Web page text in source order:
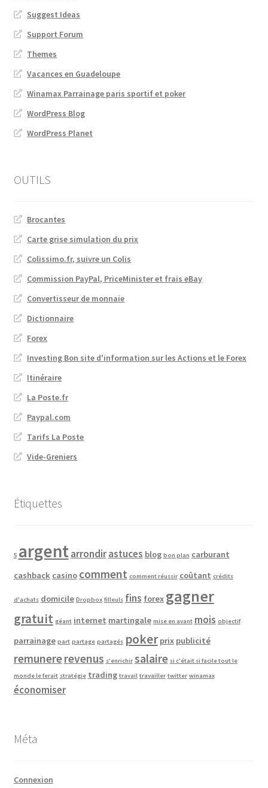
Suggest Ideas
Support Forum
Themes
Vacances en Guadeloupe
Winamax Parrainage paris sportif et poker
WordPress Blog
WordPress Planet
OUTILS
Brocantes
Carte grise simulation du prix
Colissimo.fr, suivre un Colis
Commission PayPal, PriceMinister et frais eBay
Convertisseur de monnaie
Dictionnaire
Forex
Investing Bon site d'information sur les Actions et le Forex
Itinéraire
La Poste.fr
Paypal.com
Tarifs La Poste
Vide-Greniers
Étiquettes
5 argentarrondirastuces blog bon plan carburant
cashback casino comment comment réussir coûtant crédits
d'achats domicile Dropbox filleuls fins forex gagner
gratuit géant internet martingale mise en avant mois objectif
parrainage part partage partagés poker prix publicité
remunererevenus s'enrichir salaire si c'était si facile tout le
monde le ferait stratégie trading travail travailler twitter winamax
économiser
Méta
Connexion